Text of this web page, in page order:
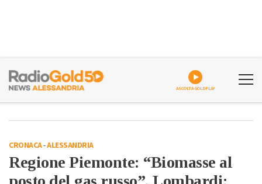
ASCOLTA GOLDPLAY
CRONACA-ALESSANDRIA
Regione Piemonte: “Biomasse al